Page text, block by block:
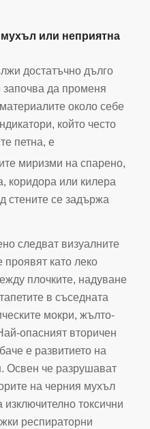
или неприятна
достатъчно дълго
да променя
около себе
който често
петна, е
миризми на спарено,
коридора или килера
стените се задържа
следват визуалните
като леко
плочките, надуване
в съседната
мокри, жълто-
опасният вторичен
е развитието на
Освен че разрушават
на черния мухъл
токсични
респираторни